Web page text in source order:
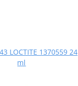
LOCTITE 1370559 24
ml